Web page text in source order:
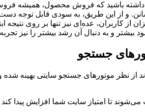
داشته باشید که فروش محصول، همیشه
و از این طریق، به سودی قابل توجه دست
کاربران، عده‌ای نیز تنها بر روی نتیجه
بیشتر و به دنبال آن رشد بیشتر را نیز
جستجو
از نظر موتورهای جستجو سایتی بهینه
تا امتیاز سایت شما افزایش پیدا کند